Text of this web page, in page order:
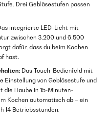
Drei Gebläsestufen passen
integrierte LED-Licht mit
zwischen 3.200 und 6.500
dafür, dass du beim Kochen
hast.
Das Touch-Bedienfeld mit
Einstellung von Gebläsestufe und
die Haube in 15-Minuten-
Kochen automatisch ab – ein
14 Betriebsstunden.